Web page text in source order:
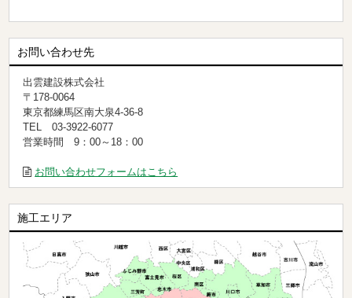
お問い合わせ先
出雲建設株式会社
〒178-0064
東京都練馬区南大泉4-36-8
TEL 03-3922-6077
営業時間 9：00～18：00
お問い合わせフォームはこちら
施工エリア